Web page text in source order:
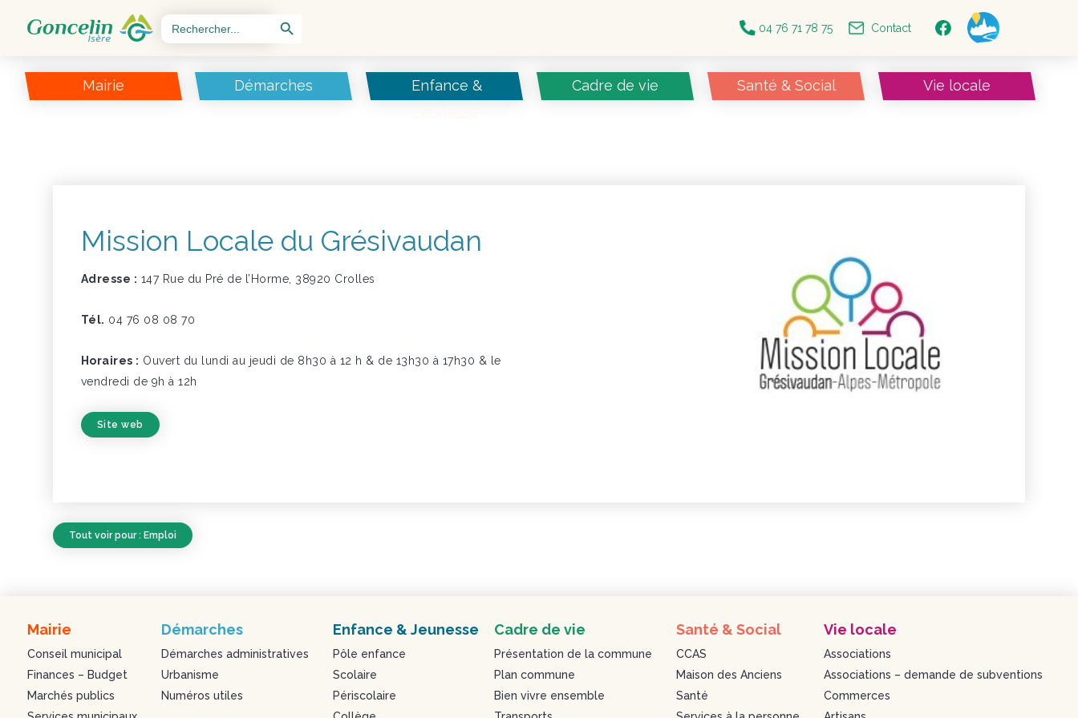
Search
for:
Search Button
04 76 71 78 75 Contact
Mairie Démarches
Enfance &
Cadre de vie Santé & Social Vie locale
Mission Locale du Grésivaudan
Adresse : 147 Rue du Pré de l’Horme, 38920 Crolles
Tél. 04 76 08 08 70
Horaires : Ouvert du lundi au jeudi de 8h30 à 12 h & de 13h30 à 17h30 & le
vendredi de 9h à 12h
Site web
Tout voir pour : Emploi
Mairie
Conseil municipal
Finances – Budget
Marchés publics
Démarches
Démarches administratives
Urbanisme
Numéros utiles
Enfance & Jeunesse
Pôle enfance
Scolaire
Périscolaire
Cadre de vie
Présentation de la commune
Plan commune
Bien vivre ensemble
Santé & Social
CCAS
Maison des Anciens
Santé
Vie locale
Associations
Associations – demande de subventions
Commerces